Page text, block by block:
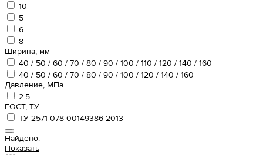
10
5
6
8
Ширина, мм
40 / 50 / 60 / 70 / 80 / 90 / 100 / 110 / 120 / 140 / 160
40 / 50 / 60 / 70 / 80 / 90 / 100 / 120 / 140 / 160
Давление, МПа
2.5
ГОСТ, ТУ
ТУ 2571-078-00149386-2013
Найдено:
Показать